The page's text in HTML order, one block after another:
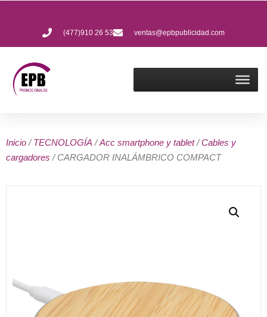
(477)910 26 53 ventas@epbpublicidad.com
Inicio /TECNOLOGÍA /Acc smartphone y tablet/Cables y
cargadores / CARGADOR INALÁMBRICO COMPACT